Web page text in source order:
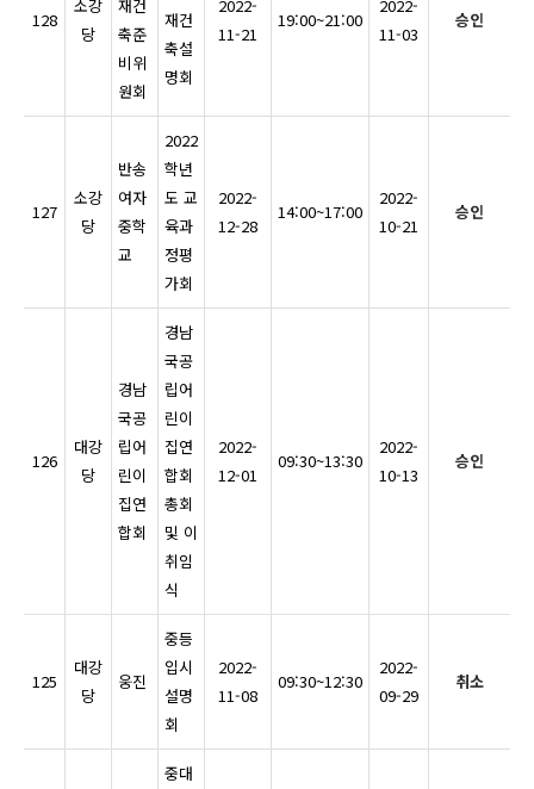
128
소강
당
재건
축준
비위
원회
재건
축설
명회
2022-
11-21
19:00~21:00
2022-
11-03
승인
127
소강
당
반송
여자
중학
교
2022
학년
도 교
육과
정평
가회
2022-
12-28
14:00~17:00
2022-
10-21
승인
126
대강
당
경남
국공
립어
린이
집연
합회
경남
국공
립어
린이
집연
합회
총회
및 이
취임
식
2022-
12-01
09:30~13:30
2022-
10-13
승인
125
대강
당
웅진
중등
입시
설명
회
2022-
11-08
09:30~12:30
2022-
09-29
취소
중대